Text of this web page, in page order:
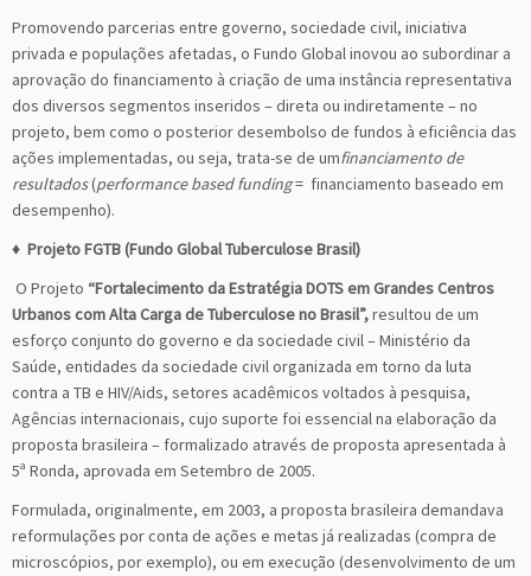
Promovendo parcerias entre governo, sociedade civil, iniciativa
privada e populações afetadas, o Fundo Global inovou ao subordinar a
aprovação do financiamento à criação de uma instância representativa
dos diversos segmentos inseridos – direta ou indiretamente – no
projeto, bem como o posterior desembolso de fundos à eficiência das
ações implementadas, ou seja, trata-se de umfinanciamento de
resultados(performance based funding= financiamento baseado em
desempenho).
♦ Projeto FGTB (Fundo Global Tuberculose Brasil)
O Projeto “Fortalecimento da Estratégia DOTS em Grandes Centros
Urbanos com Alta Carga de Tuberculose no Brasil”,resultou de um
esforço conjunto do governo e da sociedade civil – Ministério da
Saúde, entidades da sociedade civil organizada em torno da luta
contra a TB e HIV/Aids, setores acadêmicos voltados à pesquisa,
Agências internacionais, cujo suporte foi essencial na elaboração da
proposta brasileira – formalizado através de proposta apresentada à
5ª Ronda, aprovada em Setembro de 2005.
Formulada, originalmente, em 2003, a proposta brasileira demandava
reformulações por conta de ações e metas já realizadas (compra de
microscópios, por exemplo), ou em execução (desenvolvimento de um